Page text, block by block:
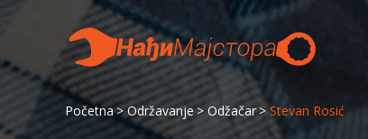
Početna Održavanje Odžačar Stevan Rosić